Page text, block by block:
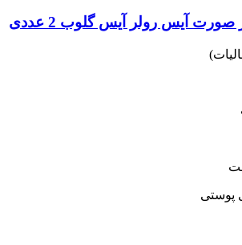
آیس رولر آیس گلوب 2 عددی
پوستی